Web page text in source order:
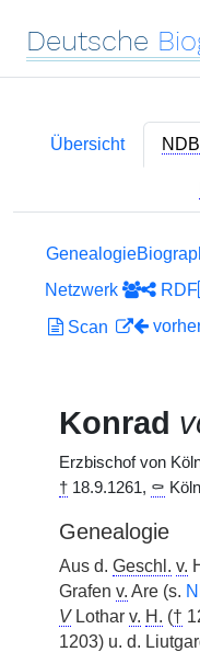
Deutsche
Übersicht NDB
Genealogie
Netzwerk
RDF
Scan
Konrad
Erzbischof von
† 18.9.1261, ⚰
Genealogie
Aus d. Geschl. v.
Grafen v. Are (s.
VLothar v. H. (†
1203) u. d.